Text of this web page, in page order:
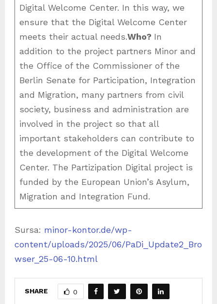
Digital Welcome Center. In this way, we
ensure that the Digital Welcome Center
meets their actual needs.Who? In
addition to the project partners Minor and
the Office of the Commissioner of the
Berlin Senate for Participation, Integration
and Migration, many partners from civil
society, business and administration are
involved in the project so that all
important stakeholders can contribute to
the development of the Digital Welcome
Center. The Partizipation Digital project is
funded by the European Union’s Asylum,
Migration and Integration Fund.
Sursa: minor-kontor.de/wp-
content/uploads/2025/06/PaDi_Update2_Bro
wser_25-06-10.html
SHARE 0